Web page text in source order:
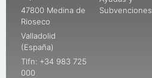
47800 Medina de
Rioseco
Valladolid
(España)
Tlfn: +34 983 725
000
Subvenciones